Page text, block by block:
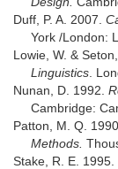
Duff, P. A. 2007.
York /London:
Lowie, W. &
Linguistics .
Nunan, D. 1992.
Cambridge:
Patton, M. Q. 1990
Methods.
Stake, R. E. 1995.